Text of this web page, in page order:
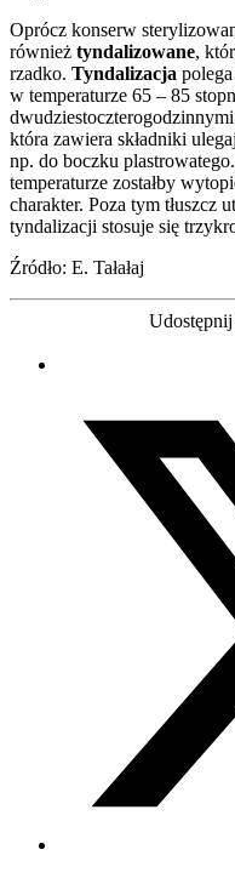
Oprócz konserw
również tyndalizowane,
rzadko. Tyndalizacja
w temperaturze 65 – 85
która zawiera składniki
np. do boczku
temperaturze zostałby
charakter. Poza tym tłuszcz
tyndalizacji stosuje się
Źródło: E. Tałałaj